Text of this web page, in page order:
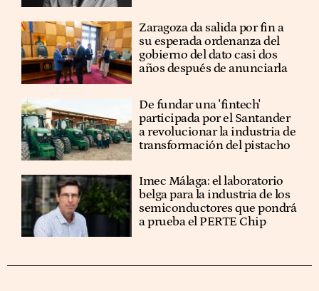
Zaragoza da salida por fin a
su esperada ordenanza del
gobierno del dato casi dos
años después de anunciarla
De fundar una 'fintech'
participada por el Santander
a revolucionar la industria de
transformación del pistacho
Imec Málaga: el laboratorio
belga para la industria de los
semiconductores que pondrá
a prueba el PERTE Chip